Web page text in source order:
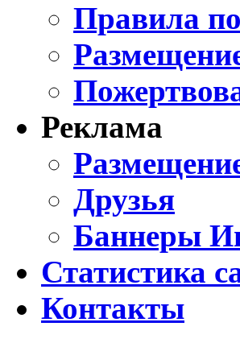
Правила
Реклама
Друзья
Баннеры
Статистика
Контакты